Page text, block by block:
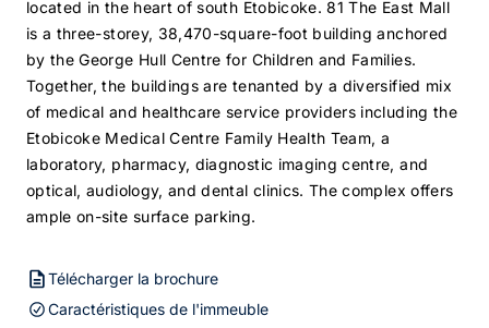
located in the heart of south Etobicoke. 81 The East Mall
is a three-storey, 38,470-square-foot building anchored
by the George Hull Centre for Children and Families.
Together, the buildings are tenanted by a diversified mix
of medical and healthcare service providers including the
Etobicoke Medical Centre Family Health Team, a
laboratory, pharmacy, diagnostic imaging centre, and
optical, audiology, and dental clinics. The complex offers
ample on-site surface parking.
Télécharger la brochure
Caractéristiques de l'immeuble